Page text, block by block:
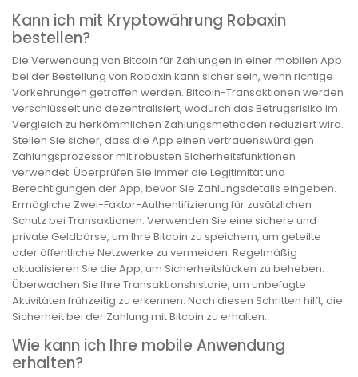
Kann ich mit Kryptowährung Robaxin
bestellen?
Die Verwendung von Bitcoin für Zahlungen in einer mobilen App
bei der Bestellung von Robaxin kann sicher sein, wenn richtige
Vorkehrungen getroffen werden. Bitcoin-Transaktionen werden
verschlüsselt und dezentralisiert, wodurch das Betrugsrisiko im
Vergleich zu herkömmlichen Zahlungsmethoden reduziert wird.
Stellen Sie sicher, dass die App einen vertrauenswürdigen
Zahlungsprozessor mit robusten Sicherheitsfunktionen
verwendet. Überprüfen Sie immer die Legitimität und
Berechtigungen der App, bevor Sie Zahlungsdetails eingeben.
Ermögliche Zwei-Faktor-Authentifizierung für zusätzlichen
Schutz bei Transaktionen. Verwenden Sie eine sichere und
private Geldbörse, um Ihre Bitcoin zu speichern, um geteilte
oder öffentliche Netzwerke zu vermeiden. Regelmäßig
aktualisieren Sie die App, um Sicherheitslücken zu beheben.
Überwachen Sie Ihre Transaktionshistorie, um unbefugte
Aktivitäten frühzeitig zu erkennen. Nach diesen Schritten hilft, die
Sicherheit bei der Zahlung mit Bitcoin zu erhalten.
Wie kann ich Ihre mobile Anwendung
erhalten?